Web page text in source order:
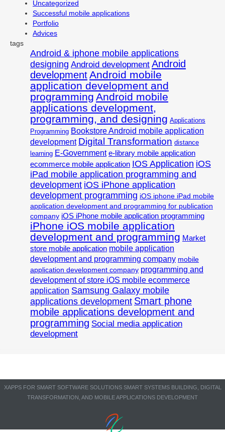
Uncategorized
Successful mobile applications
Portfolio
Advices
tags
Android & iphone mobile applications
designing Android development Android
developmentAndroid mobile
application development and
programming Android mobile
applications development,
programming, and designing Applications
Programming Bookstore Android mobile application
development Digital Transformation distance
learning E-Government e-library mobile application
ecommerce mobile application IOS Application iOS
iPad mobile application programming and
development iOS iPhone application
development programming iOS iphone iPad mobile
application development and programming for publication
company iOS iPhone mobile application programming
iPhone iOS mobile application
development and programming Market
store mobile application mobile application
development and programming company mobile
application development company programming and
development of store iOS mobile ecommerce
application Samsung Galaxy mobile
applications development Smart phone
mobile applications development and
programming Social media application
development
XAPPS FOR SMART SOFTWARE SOLUTIONS SMART SYSTEMS BUILDING, DIGITAL
TRANSFORMATION, AND MOBILE APPLICATIONS DEVELOPMENT